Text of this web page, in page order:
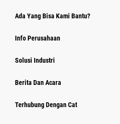
Ada Yang Bisa Kami Bantu?
Info Perusahaan
Solusi Industri
Berita Dan Acara
Terhubung Dengan Cat